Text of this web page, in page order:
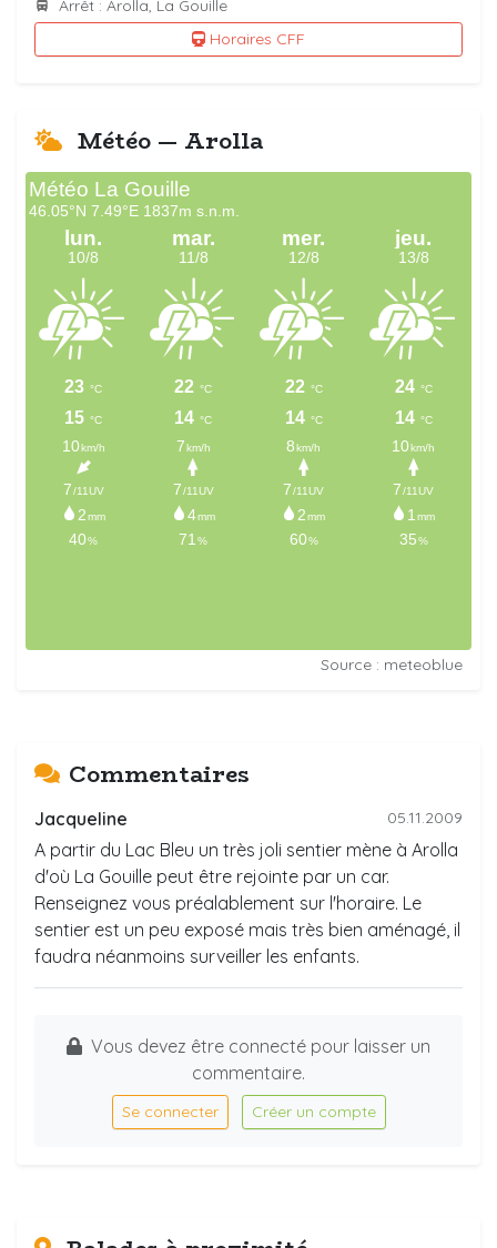
Arrêt : Arolla, La Gouille
Horaires CFF
Météo — Arolla
Source : meteoblue
Commentaires
Jacqueline 05.11.2009
A partir du Lac Bleu un très joli sentier mène à Arolla
d'où La Gouille peut être rejointe par un car.
Renseignez vous préalablement sur l'horaire. Le
sentier est un peu exposé mais très bien aménagé, il
faudra néanmoins surveiller les enfants.
Vous devez être connecté pour laisser un
commentaire.
Se connecter Créer un compte